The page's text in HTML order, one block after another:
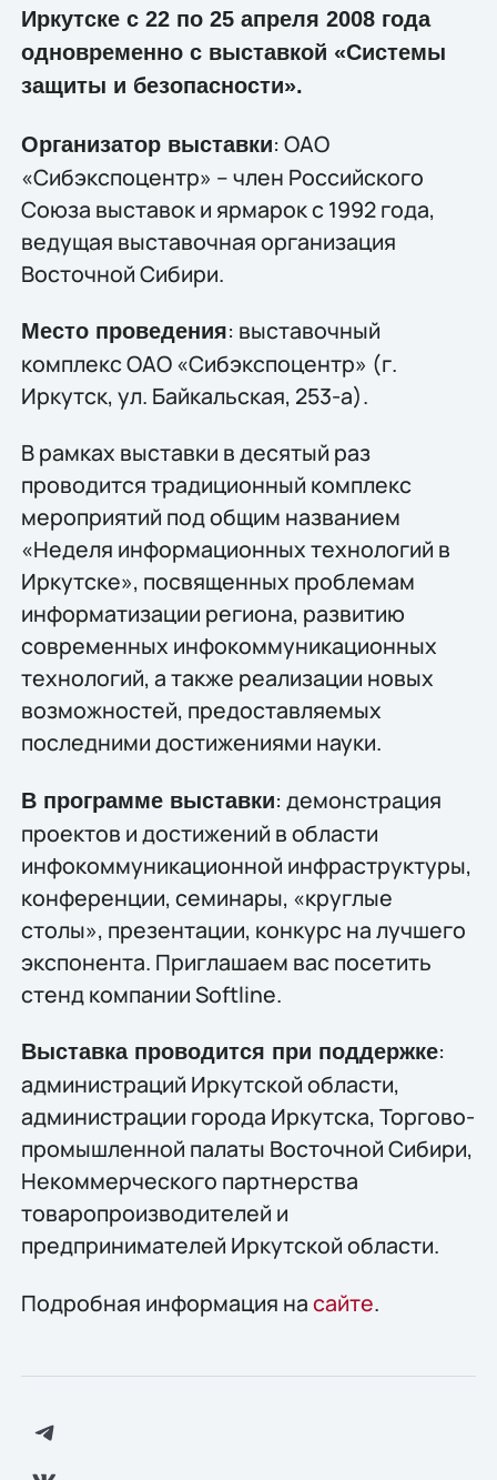
Иркутске с 22 по 25 апреля 2008 года
одновременно с выставкой «Системы
защиты и безопасности».
Организатор выставки: ОАО
«Сибэкспоцентр» – член Российского
Союза выставок и ярмарок с 1992 года,
ведущая выставочная организация
Восточной Сибири.
Место проведения: выставочный
комплекс ОАО «Сибэкспоцентр» (г.
Иркутск, ул. Байкальская, 253-а).
В рамках выставки в десятый раз
проводится традиционный комплекс
мероприятий под общим названием
«Неделя информационных технологий в
Иркутске», посвященных проблемам
информатизации региона, развитию
современных инфокоммуникационных
технологий, а также реализации новых
возможностей, предоставляемых
последними достижениями науки.
В программе выставки: демонстрация
проектов и достижений в области
инфокоммуникационной инфраструктуры,
конференции, семинары, «круглые
столы», презентации, конкурс на лучшего
экспонента. Приглашаем вас посетить
стенд компании Softline.
Выставка проводится при поддержке:
администраций Иркутской области,
администрации города Иркутска, Торгово-
промышленной палаты Восточной Сибири,
Некоммерческого партнерства
товаропроизводителей и
предпринимателей Иркутской области.
Подробная информация насайте.